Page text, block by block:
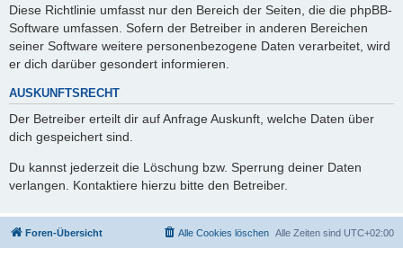
Diese Richtlinie umfasst nur den Bereich der Seiten, die die phpBB-
Software umfassen. Sofern der Betreiber in anderen Bereichen
seiner Software weitere personenbezogene Daten verarbeitet, wird
er dich darüber gesondert informieren.
AUSKUNFTSRECHT
Der Betreiber erteilt dir auf Anfrage Auskunft, welche Daten über
dich gespeichert sind.
Du kannst jederzeit die Löschung bzw. Sperrung deiner Daten
verlangen. Kontaktiere hierzu bitte den Betreiber.
Foren-Übersicht Alle Zeiten sind UTC+02:00
Alle Cookies löschen